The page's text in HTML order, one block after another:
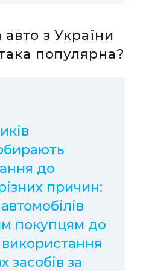
з України
популярна?
до
причин:
покупцям до
засобів за